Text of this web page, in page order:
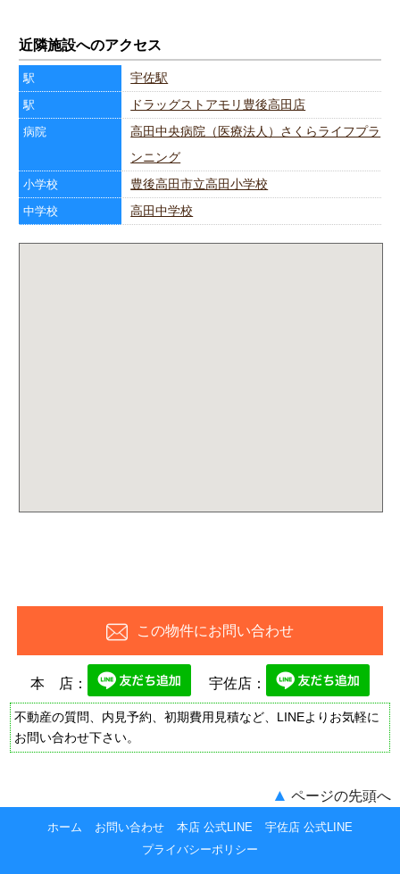
近隣施設へのアクセス
駅 宇佐駅
駅 ドラッグストアモリ豊後高田店
病院
高田中央病院（医療法人）さくらライフプラ
ンニング
小学校 豊後高田市立高田小学校
中学校 高田中学校
この物件にお問い合わせ
本 店： 宇佐店：
不動産の質問、内見予約、初期費用見積など、LINEよりお気軽に
お問い合わせ下さい。
▲ ページの先頭へ
ホーム お問い合わせ 本店 公式LINE
宇佐店 公式LINE
プライバシーポリシー